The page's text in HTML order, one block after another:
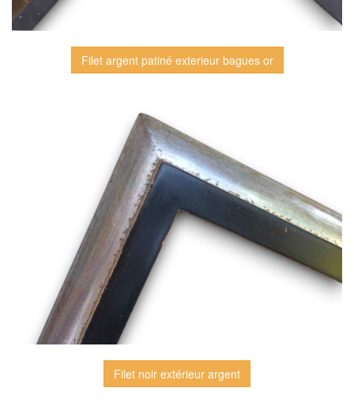
Filet argent patiné exterieur bagues or
Filet noir extérieur argent